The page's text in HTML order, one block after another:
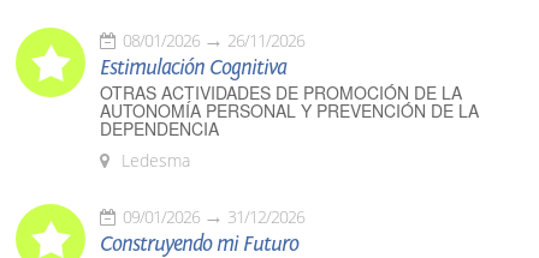
08/01/2026 26/11/2026
Estimulación Cognitiva
OTRAS ACTIVIDADES DE PROMOCIÓN DE LA
AUTONOMÍA PERSONAL Y PREVENCIÓN DE LA
DEPENDENCIA
Ledesma
09/01/2026 31/12/2026
Construyendo mi Futuro